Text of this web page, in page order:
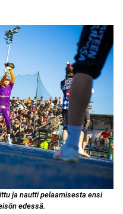
ja nautti pelaamisesta ensi
edessä.